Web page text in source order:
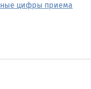
цифры приема